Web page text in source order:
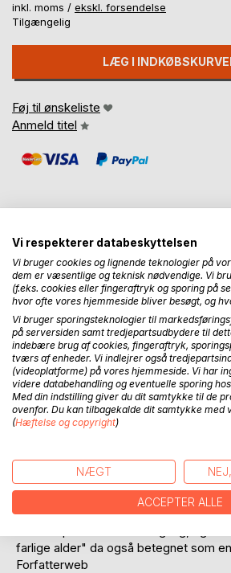
inkl. moms / ekskl. forsendelse
Tilgængelig
LÆG I
Føj til ønskeliste
Anmeld titel
BESKRIVELSE
"Historien om den 42-årige Elsie
mand Richardt og flytter ud i en hvid
fortalt gennem dagbogsnotater om
og breve til bl.a. en kusine, veninde
læseren indblik i den modne kvindes
brydningstid ... Elsie Lindtner er både
stor selviscenesætter, og bogen
reflekterede, bekymrede og
væld af modsatrettede følelser - og de
"Den farlige alder" er et psykologisk
vaklende kvinde og indeholder mange
anskues som en tidlig feminisme og
farlige alder" da også betegnet som
Forfatterweb
Vi respekterer databeskyttelsen
Vi bruger cookies og lignende teknologier på
dem er væsentlige og teknisk nødvendige. Vi
(f.eks. cookies eller fingeraftryk og sporing på
hvor ofte vores hjemmeside bliver besøgt, og
Vi bruger sporingsteknologier til
på serversiden samt tredjepartsudbydere til
indebære brug af cookies, fingeraftryk,
tværs af enheder. Vi indlejrer også
(videoplatforme) på vores hjemmeside. Vi har
videre databehandling og eventuelle sporing
Med din indstilling giver du dit samtykke til de
ovenfor. Du kan tilbagekalde dit samtykke med
(Hæftelse og copyright)
NÆGT
ACCEPTER ALLE